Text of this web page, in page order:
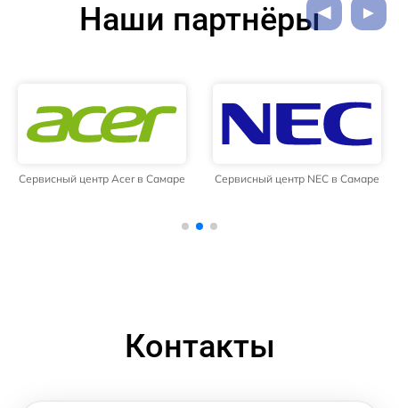
Наши партнёры
Сервисный центр Acer в Самаре Сервисный центр NEC в Самаре
Контакты